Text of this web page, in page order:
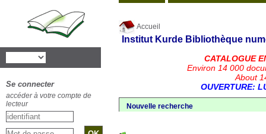
Accueil
Institut Kurde Bibliothèque
CATALOGUE
Environ 14 000
About
OUVERTURE:
Nouvelle recherche
Se connecter
accéder à votre compte de
lecteur